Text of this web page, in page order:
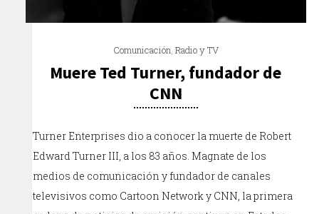
Comunicación Radio y TV
Muere Ted Turner, fundador de
CNN
Turner Enterprises dio a conocer la muerte de Robert
Edward Turner III, a los 83 años. Magnate de los
medios de comunicación y fundador de canales
televisivos como Cartoon Network y CNN, la primera